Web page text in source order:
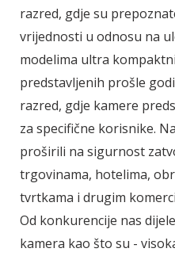
razred, gdje su
vrijednosti u odnosu na
modelima ultra
predstavljenih prošle
razred, gdje kamere
za specifične korisnike.
proširili na sigurnost
trgovinama, hotelima,
tvrtkama i drugim
Od konkurencije nas
kamera kao što su -